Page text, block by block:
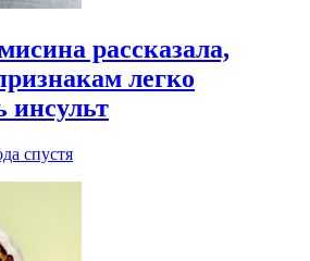
рассказала,
легко
инсульт
спустя